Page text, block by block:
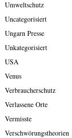
Umweltschutz
Uncategorisiert
Ungarn Presse
Unkategorisiert
USA
Venus
Verbraucherschutz
Verlassene Orte
Vermisste
Verschwörungstheorien